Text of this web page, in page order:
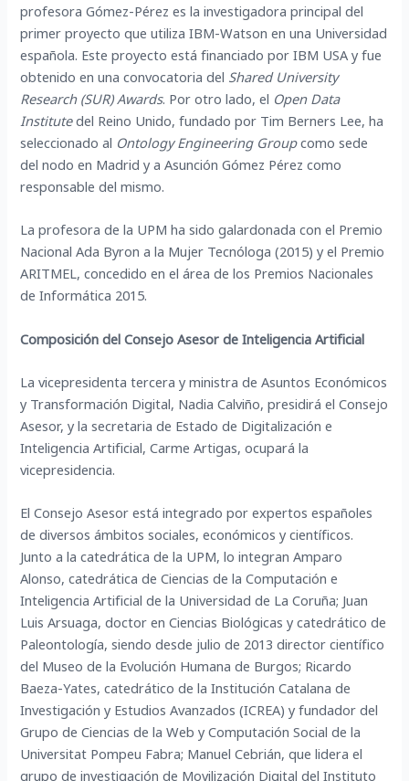
profesora Gómez-Pérez es la investigadora principal del
primer proyecto que utiliza IBM-Watson en una Universidad
española. Este proyecto está financiado por IBM USA y fue
obtenido en una convocatoria del Shared University
Research (SUR) Awards. Por otro lado, el Open Data
Institutedel Reino Unido, fundado por Tim Berners Lee, ha
seleccionado al Ontology Engineering Groupcomo sede
del nodo en Madrid y a Asunción Gómez Pérez como
responsable del mismo.
La profesora de la UPM ha sido galardonada con el Premio
Nacional Ada Byron a la Mujer Tecnóloga (2015) y el Premio
ARITMEL, concedido en el área de los Premios Nacionales
de Informática 2015.
Composición del Consejo Asesor de Inteligencia Artificial
La vicepresidenta tercera y ministra de Asuntos Económicos
y Transformación Digital, Nadia Calviño, presidirá el Consejo
Asesor, y la secretaria de Estado de Digitalización e
Inteligencia Artificial, Carme Artigas, ocupará la
vicepresidencia.
El Consejo Asesor está integrado por expertos españoles
de diversos ámbitos sociales, económicos y científicos.
Junto a la catedrática de la UPM, lo integran Amparo
Alonso, catedrática de Ciencias de la Computación e
Inteligencia Artificial de la Universidad de La Coruña; Juan
Luis Arsuaga, doctor en Ciencias Biológicas y catedrático de
Paleontología, siendo desde julio de 2013 director científico
del Museo de la Evolución Humana de Burgos; Ricardo
Baeza-Yates, catedrático de la Institución Catalana de
Investigación y Estudios Avanzados (ICREA) y fundador del
Grupo de Ciencias de la Web y Computación Social de la
Universitat Pompeu Fabra; Manuel Cebrián, que lidera el
grupo de investigación de Movilización Digital del Instituto